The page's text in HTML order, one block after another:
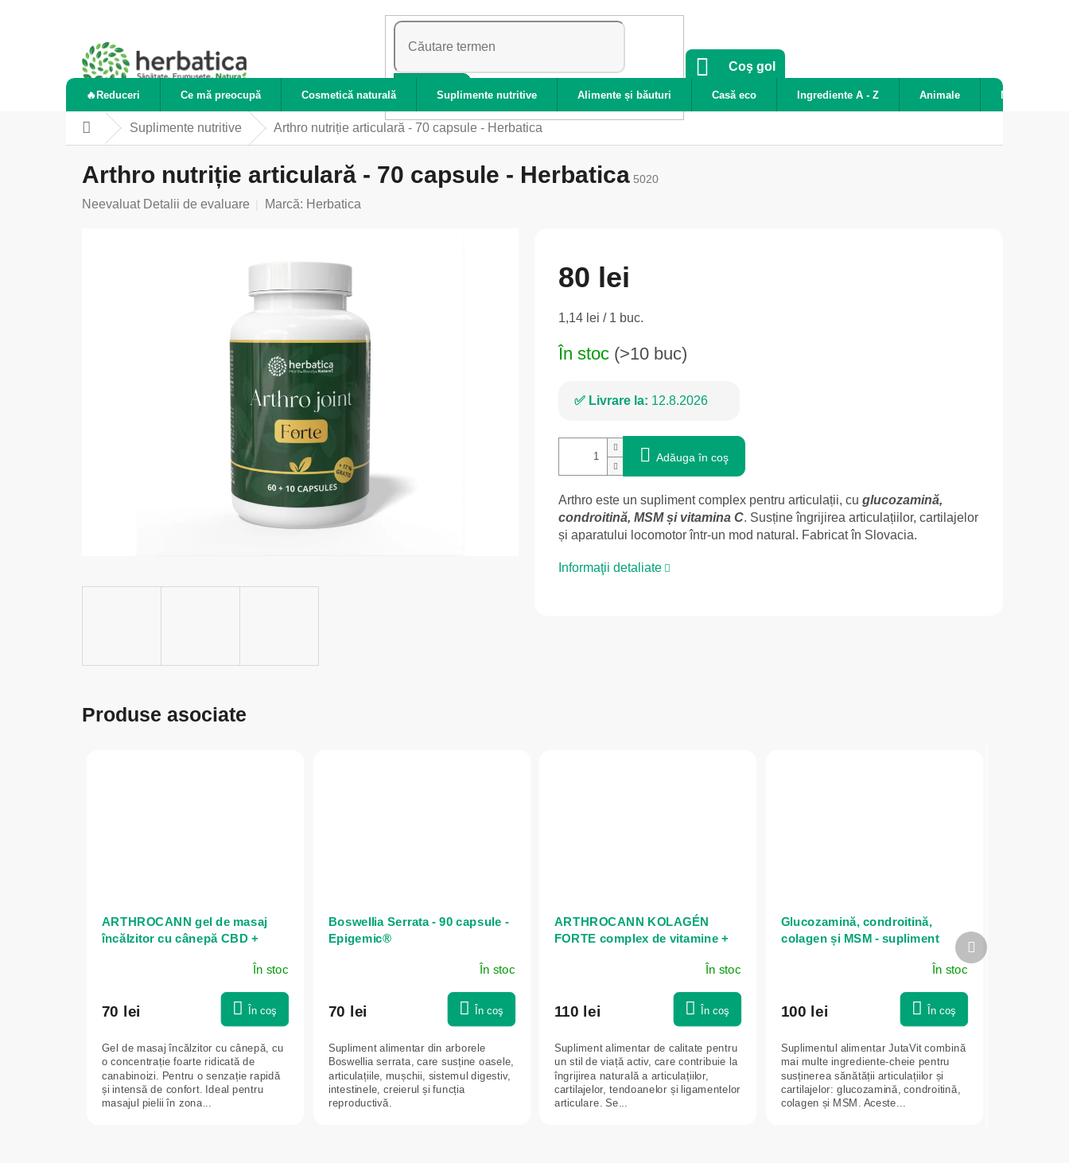
CĂUTARE
COŞ
CUMPĂRĂTURI
Coş gol
🔥Reduceri Ce mă preocupă Cosmetică naturală Suplimente nutritive Alimente și băuturi Casă eco Ingrediente A - Z Animale Noutăți
AcasăSuplimente nutritive Arthro nutriție articulară - 70 capsule - Herbatica
Arthro nutriție articulară - 70 capsule - Herbatica 5020
Evaluarea
Neevaluat Detalii de evaluare Marcă: Herbatica
80 lei
Evaluare
1,14 lei / 1 buc.
În stoc (>10 buc)
Livrare la: 12.8.2026
Adăuga în coş
Arthro este un supliment complex pentru articulații, cu glucozamină,
condroitină, MSM și vitamina C. Susține îngrijirea articulațiilor, cartilajelor
și aparatului locomotor într-un mod natural. Fabricat în Slovacia.
Informaţii detaliate
Produse asociate
ARTHROCANN gel de masaj
încălzitor cu cânepă CBD +
În stoc
70 lei În coş
Gel de masaj încălzitor cu cânepă, cu
o concentrație foarte ridicată de
canabinoizi. Pentru o senzație rapidă
și intensă de confort. Ideal pentru
masajul pielii în zona...
Boswellia Serrata - 90 capsule -
Epigemic®
În stoc
70 lei În coş
Supliment alimentar din arborele
Boswellia serrata, care susține oasele,
articulațiile, mușchii, sistemul digestiv,
intestinele, creierul și funcția
reproductivă.
ARTHROCANN KOLAGÉN
FORTE complex de vitamine +
În stoc
110 lei În coş
Supliment alimentar de calitate pentru
un stil de viață activ, care contribuie la
îngrijirea naturală a articulațiilor,
cartilajelor, tendoanelor și ligamentelor
articulare. Se...
Glucozamină, condroitină,
colagen și MSM - supliment
În stoc
100 lei În coş
Suplimentul alimentar JutaVit combină
mai multe ingrediente-cheie pentru
susținerea sănătății articulațiilor și
cartilajelor: glucozamină, condroitină,
colagen și MSM. Aceste...
Produsul
următor